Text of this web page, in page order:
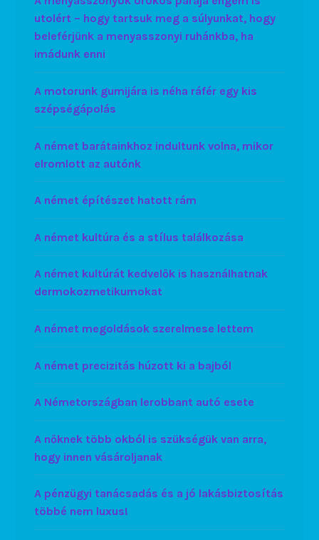
utolért – hogy tartsuk meg a súlyunkat, hogy
beleférjünk a menyasszonyi ruhánkba, ha
imádunk enni
A motorunk gumijára is néha ráfér egy kis
szépségápolás
A német barátainkhoz indultunk volna, mikor
elromlott az autónk
A német építészet hatott rám
A német kultúra és a stílus találkozása
A német kultúrát kedvelők is használhatnak
dermokozmetikumokat
A német megoldások szerelmese lettem
A német precizitás húzott ki a bajból
A Németországban lerobbant autó esete
A nőknek több okból is szükségük van arra,
hogy innen vásároljanak
A pénzügyi tanácsadás és a jó lakásbiztosítás
többé nem luxus!